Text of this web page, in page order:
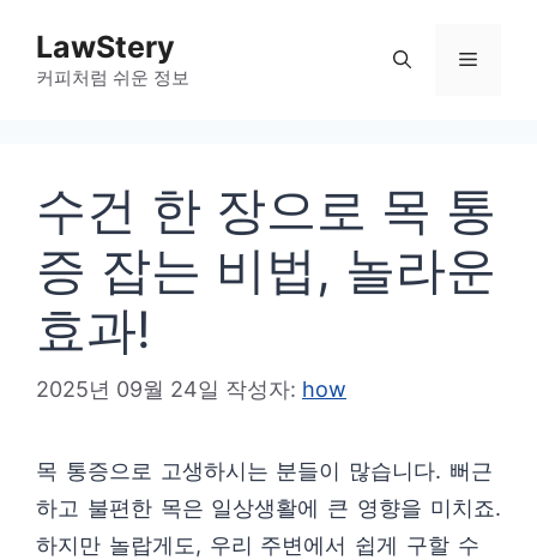
LawStery
커피처럼 쉬운 정보
메
수건 한 장으로 목 통
증 잡는 비법, 놀라운
효과!
2025년 09월 24일 작성자: how
목 통증으로 고생하시는 분들이 많습니다. 뻐근
하고 불편한 목은 일상생활에 큰 영향을 미치죠.
하지만 놀랍게도, 우리 주변에서 쉽게 구할 수